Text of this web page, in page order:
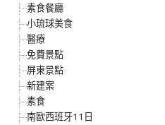
素食餐廳
小琉球美食
醫療
免費景點
屏東景點
新建案
素食
南歐西班牙11日